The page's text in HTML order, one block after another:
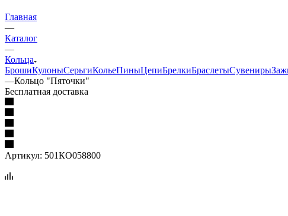
Главная
—
Каталог
—
Кольца
БрошиКулоныСерьгиКольеПиныЦепиБрелкиБраслетыСувениры
—Кольцо "Пяточки"
Бесплатная доставка
Артикул: 501КО058800